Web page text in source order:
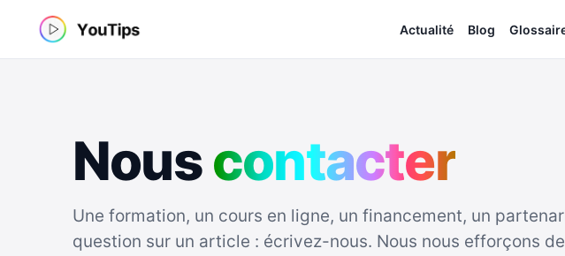
Actualité Blog
Nouscontacter
Une formation, un cours en ligne, un financement, un
question sur un article : écrivez-nous. Nous nous efforçons